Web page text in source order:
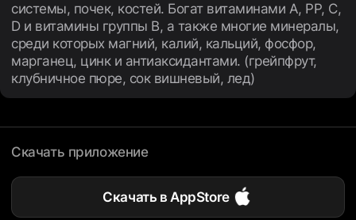
системы, почек, костей. Богат витаминами А, РР, С,
D и витамины группы В, а также многие минералы,
среди которых магний, калий, кальций, фосфор,
марганец, цинк и антиаксидантами. (грейпфрут,
клубничное пюре, сок вишневый, лед)
Скачать приложение
Скачать в AppStore